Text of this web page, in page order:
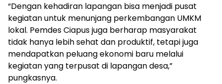
“Dengan kehadiran lapangan bisa menjadi pusat
kegiatan untuk menunjang perkembangan UMKM
lokal. Pemdes Ciapus juga berharap masyarakat
tidak hanya lebih sehat dan produktif, tetapi juga
mendapatkan peluang ekonomi baru melalui
kegiatan yang terpusat di lapangan desa,”
pungkasnya.